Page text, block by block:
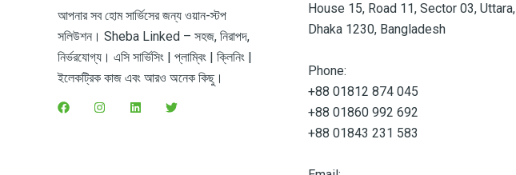
আপনার সব হোম সার্ভিসের জন্য ওয়ান-স্টপ
সলিউশন। Sheba Linked – সহজ, নিরাপদ,
নির্ভরযোগ্য। এসি সার্ভিসিং | প্লাম্বিং | ক্লিনিং |
ইলেকট্রিক কাজ এবং আরও অনেক কিছু।
House 15, Road 11, Sector 03, Uttara,
Dhaka 1230, Bangladesh
Phone:
+88 01812 874 045
+88 01860 992 692
+88 01843 231 583